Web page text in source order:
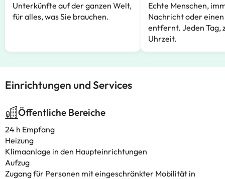
Unterkünfte auf der ganzen Welt,
für alles, was Sie brauchen.
Echte Menschen,
Nachricht oder
entfernt. Jeden Tag,
Uhrzeit.
Einrichtungen und Services
Öffentliche Bereiche
24 h Empfang
Heizung
Klimaanlage in den Haupteinrichtungen
Aufzug
Zugang für Personen mit eingeschränkter Mobilität in